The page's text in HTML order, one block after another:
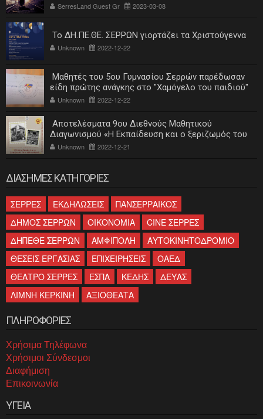
SerresLand Guest Gr 2023-03-08
Το ΔΗ.ΠΕ.ΘΕ. ΣΕΡΡΩΝ γιορτάζει τα Χριστούγεννα
Unknown 2022-12-22
Μαθητές του 5ου Γυμνασίου Σερρών παρέδωσαν
είδη πρώτης ανάγκης στο "Χαμόγελο του παιδιού"
Unknown 2022-12-22
Αποτελέσματα 9ου Διεθνούς Μαθητικού
Διαγωνισμού «Η Εκπαίδευση και ο ξεριζωμός του
ελληνισμού»
Unknown 2022-12-21
ΔΙΑΣΗΜΕΣ ΚΑΤΗΓΟΡΙΕΣ
ΣΕΡΡΕΣ ΕΚΔΗΛΩΣΕΙΣ
ΠΑΝΣΕΡΡΑΙΚΟΣ
ΔΗΜΟΣ ΣΕΡΡΩΝ
ΟΙΚΟΝΟΜΙΑ
CINE ΣΕΡΡΕΣ
ΔΗΠΕΘΕ ΣΕΡΡΩΝ
ΑΜΦΙΠΟΛΗ
ΑΥΤΟΚΙΝΗΤΟΔΡΟΜΙΟ
ΘΕΣΕΙΣ ΕΡΓΑΣΙΑΣ
ΕΠΙΧΕΙΡΗΣΕΙΣ
ΟΑΕΔ
ΘΕΑΤΡΟ ΣΕΡΡΕΣ
ΕΣΠΑ ΚΕΔΗΣ
ΔΕΥΑΣ
ΛΙΜΝΗ ΚΕΡΚΙΝΗ
ΑΞΙΟΘΕΑΤΑ
ΠΛΗΡΟΦΟΡΙΕΣ
Χρήσιμα Τηλέφωνα
Χρήσιμοι Σύνδεσμοι
Διαφήμιση
Επικοινωνία
ΥΓΕΙΑ